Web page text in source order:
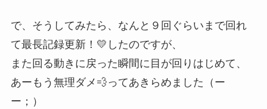
で、そうしてみたら、なんと９回ぐらいまで回れ
て最長記録更新！💛したのですが、
また回る動きに戻った瞬間に目が回りはじめて、
あーもう無理ダメ💨ってあきらめました（ー
ー；）